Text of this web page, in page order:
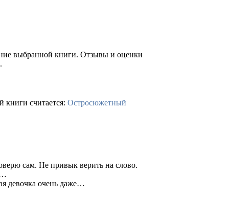
выбранной книги. Отзывы и оценки
книги считается: Остросюжетный
сам. Не привык верить на слово.
девочка очень даже…